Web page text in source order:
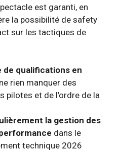
est garanti, en
la possibilité de safety
sur les tactiques de
de qualifications en
rien manquer des
pilotes et de l’ordre de la
la gestion des
dans le
technique 2026